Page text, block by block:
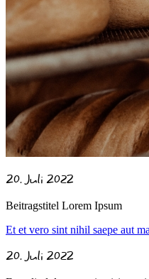
20. Juli 2022
Beitragstitel Lorem Ipsum
Et et vero sint nihil saepe aut
20. Juli 2022